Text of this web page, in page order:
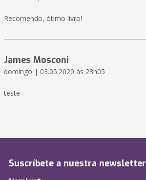
Recomendo, ótimo livro!
James Mosconi
domingo | 03.05.2020 às 23h05
teste
Suscríbete a nuestra newsletter